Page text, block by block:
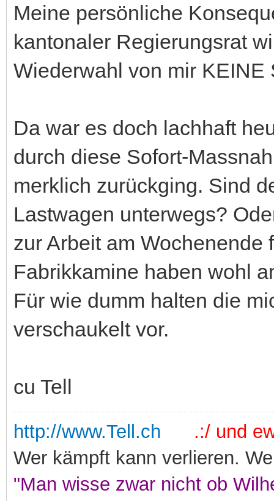
Meine persönliche
kantonaler Regierungsrat
Wiederwahl von mir KEINE
Da war es doch lachhaft
durch diese Sofort-
merklich zurückging. Sind
Lastwagen unterwegs?
zur Arbeit am
Fabrikkamine haben wohl
Für wie dumm halten die
verschaukelt vor.
cu Tell
http://www.Tell.ch
.:/ und
Wer kämpft kann verlieren.
"Man wisse zwar nicht ob